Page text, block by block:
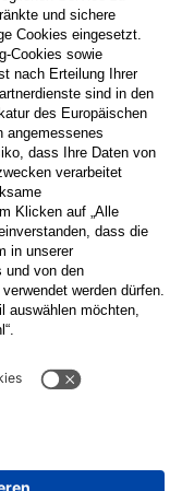
Daten, nämlich
Zusendungen per E-
Baden
der
und
einsehen kann. Die
Congress
Zusendung